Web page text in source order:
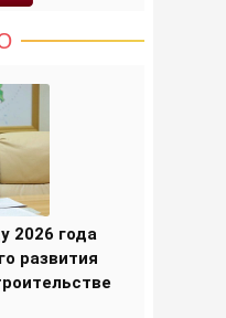
2026 года
развития